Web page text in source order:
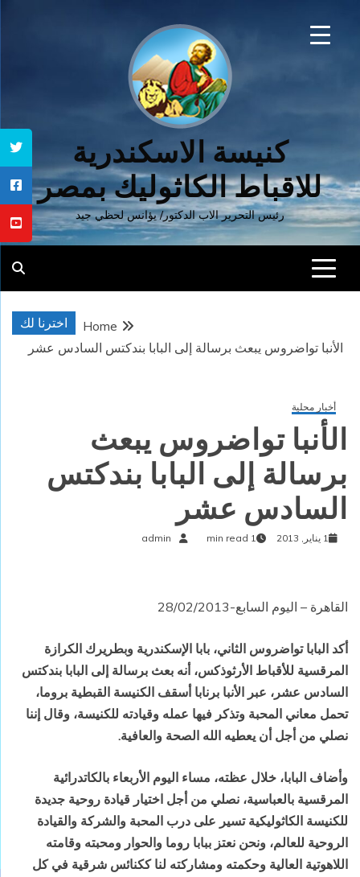
كنيسة الاسكندرية
للاقباط الكاثوليك بمصر
رئيس التحرير الاب الدكتور/ يؤانس لحظي جيد
اخترنا لك
Home
الأنبا تواضروس يبعث برسالة إلى البابا بندكتس السادس عشر
أخبار محلية
الأنبا تواضروس يبعث
برسالة إلى البابا بندكتس
السادس عشر
1 يناير, 2013 1 min read
admin
القاهرة – اليوم السابع-28/02/2013
أكد البابا تواضروس الثاني، بابا الإسكندرية وبطريرك الكرازة
المرقسية للأقباط الأرثوذكس، أنه بعث برسالة إلى البابا بندكتس
السادس عشر، عبر الأنبا برنابا أسقف الكنيسة القبطية بروما،
تحمل معاني المحبة وتذكر فيها عمله وقيادته للكنيسة، وقال إننا
نصلي من أجل أن يعطيه الله الصحة والعافية.
وأضاف البابا، خلال عظته، مساء اليوم الأربعاء بالكاتدرائية
المرقسية بالعباسية، نصلي من أجل اختيار قيادة روحية جديدة
للكنيسة الكاثوليكية تسير على درب المحبة والشركة والقيادة
الروحية للعالم، ونحن نعتز ببابا روما والحوار ومحبته وقامته
اللاهوتية العالية وحكمته ومشاركته لنا ككنائس شرقية في كل